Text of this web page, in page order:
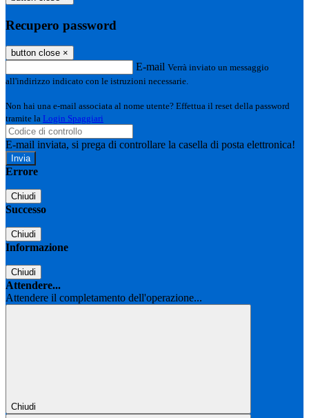
Recupero password
button close ×
E-mail Verrà inviato un messaggio
all'indirizzo indicato con le istruzioni necessarie.
Non hai una e-mail associata al nome utente? Effettua il reset della password
tramite la Login Spaggiari
E-mail inviata, si prega di controllare la casella di posta elettronica!
Errore
Chiudi
Successo
Chiudi
Informazione
Chiudi
Attendere...
Attendere il completamento dell'operazione...
Chiudi